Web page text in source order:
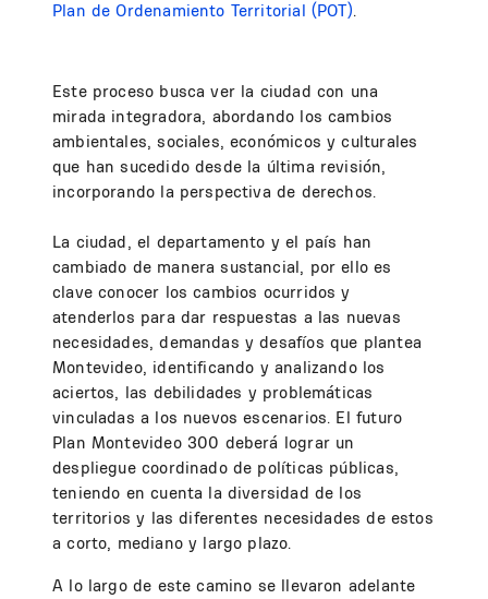
Plan de Ordenamiento Territorial (POT).
Este proceso busca ver la ciudad con una
mirada integradora, abordando los cambios
ambientales, sociales, económicos y culturales
que han sucedido desde la última revisión,
incorporando la perspectiva de derechos.
La ciudad, el departamento y el país han
cambiado de manera sustancial, por ello es
clave conocer los cambios ocurridos y
atenderlos para dar respuestas a las nuevas
necesidades, demandas y desafíos que plantea
Montevideo, identificando y analizando los
aciertos, las debilidades y problemáticas
vinculadas a los nuevos escenarios. El futuro
Plan Montevideo 300 deberá lograr un
despliegue coordinado de políticas públicas,
teniendo en cuenta la diversidad de los
territorios y las diferentes necesidades de estos
a corto, mediano y largo plazo.
A lo largo de este camino se llevaron adelante